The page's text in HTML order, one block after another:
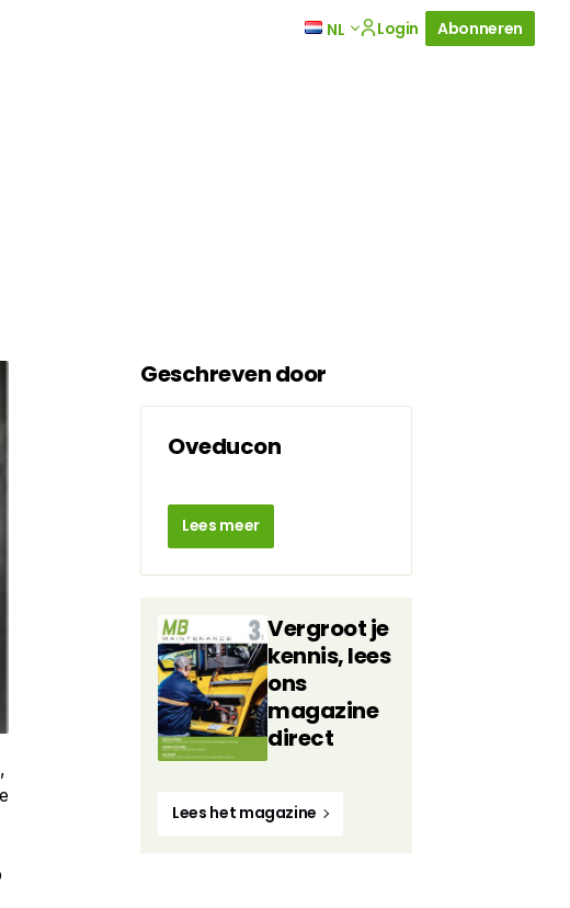
NL Login Abonneren
Geschreven door
Oveducon
Lees meer
Vergroot je
kennis, lees
ons
magazine
direct
Lees het magazine